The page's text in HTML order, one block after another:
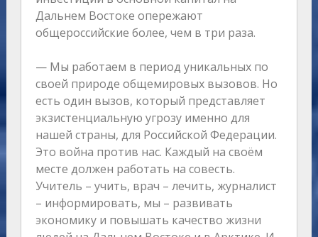
Дальнем Востоке опережают
общероссийские более, чем в три раза.
— Мы работаем в период уникальных по
своей природе общемировых вызовов. Но
есть один вызов, который представляет
экзистенциальную угрозу именно для
нашей страны, для Российской Федерации.
Это война против нас. Каждый на своём
месте должен работать на совесть.
Учитель – учить, врач – лечить, журналист
– информировать, мы – развивать
экономику и повышать качество жизни